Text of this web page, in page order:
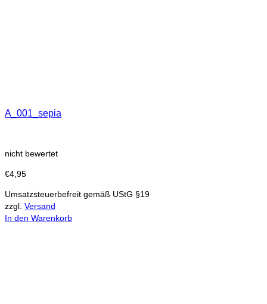
A_001_sepia
nicht bewertet
€4,95
Umsatzsteuerbefreit gemäß UStG §19
zzgl. Versand
In den Warenkorb